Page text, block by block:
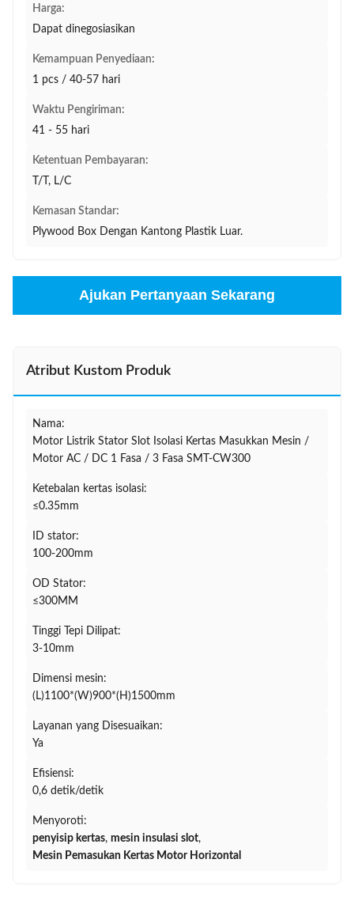
Harga:
Dapat dinegosiasikan
Kemampuan Penyediaan:
1 pcs / 40-57 hari
Waktu Pengiriman:
41 - 55 hari
Ketentuan Pembayaran:
T/T, L/C
Kemasan Standar:
Plywood Box Dengan Kantong Plastik Luar.
Ajukan Pertanyaan Sekarang
Atribut Kustom Produk
Nama:
Motor Listrik Stator Slot Isolasi Kertas Masukkan Mesin /
Motor AC / DC 1 Fasa / 3 Fasa SMT-CW300
Ketebalan kertas isolasi:
≤0.35mm
ID stator:
100-200mm
OD Stator:
≤300MM
Tinggi Tepi Dilipat:
3-10mm
Dimensi mesin:
(L)1100*(W)900*(H)1500mm
Layanan yang Disesuaikan:
Ya
Efisiensi:
0,6 detik/detik
Menyoroti:
penyisip kertas, mesin insulasi slot,
Mesin Pemasukan Kertas Motor Horizontal